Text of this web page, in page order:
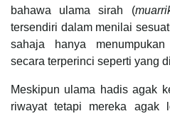
bahawa ulama sirah (
tersendiri dalam menilai
sahaja hanya
secara terperinci seperti yang
Meskipun ulama hadis agak
riwayat tetapi mereka agak